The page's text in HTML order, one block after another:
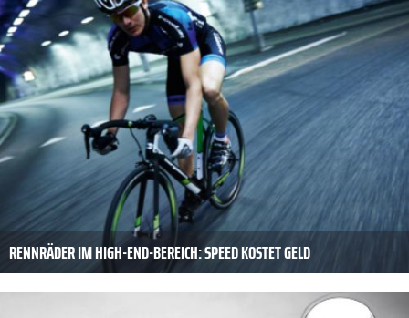
RENNRÄDER IM HIGH-END-BEREICH: SPEED KOSTET GELD